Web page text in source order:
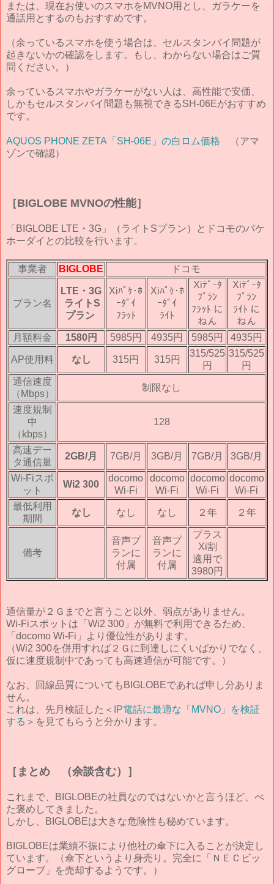
または、現在お使いのスマホをMVNO用とし、ガラケーを
通話用とするのもおすすめです。
（余っているスマホを使う場合は、セルスタンバイ問題が
起きないかの確認をします。もし、わからない場合はご質
問ください。）
余っているスマホやガラケーがない人は、高性能で安価、
しかもセルスタンバイ問題も無視できるSH-06Eがおすすめ
です。
AQUOS PHONE ZETA「SH-06E」の白ロム価格
（アマ
ゾンで確認）
［BIGLOBE MVNOの性能］
「BIGLOBE LTE・3G」（ライトSプラン）とドコモのパケ
ホーダイとの比較を行います。
事業者 BIGLOBE ドコモ
プラン名
LTE・3G
ライトS
プラン
Xiﾊﾟｹ･ﾎ
ｰﾀﾞｲ
ﾌﾗｯﾄ
Xiﾊﾟｹ･ﾎ
ｰﾀﾞｲ
ﾗｲﾄ
Xiﾃﾞｰﾀ
ﾌﾟﾗﾝ
ﾌﾗｯﾄ に
ねん
Xiﾃﾞｰﾀ
ﾌﾟﾗﾝ
ﾗｲﾄ に
ねん
月額料金
1580円 5985円 4935円 5985円 4935円
AP使用料 なし 315円 315円
315/525
円
315/525
円
通信速度
（Mbps）
制限なし
速度規制
中
（kbps）
128
高速デー
タ通信量
2GB/月 7GB/月 3GB/月 7GB/月 3GB/月
Wi-Fiスポ
ット
Wi2 300
docomo
Wi-Fi
docomo
Wi-Fi
docomo
Wi-Fi
docomo
Wi-Fi
最低利用
期間
なし なし なし ２年 ２年
備考
音声プ
ランに
付属
音声プ
ランに
付属
プラス
Xi割
適用で
3980円
通信量が２Ｇまでと言うこと以外、弱点がありません。
Wi-Fiスポットは「Wi2 300」が無料で利用できるため、
「docomo Wi-Fi」より優位性があります。
（Wi2 300を併用すれば２Ｇに到達しにくいばかりでなく、
仮に速度規制中であっても高速通信が可能です。）
なお、回線品質についてもBIGLOBEであれば申し分ありま
せん。
これは、先月検証した＜ IP電話に最適な「MVNO」を検証
する ＞を見てもらうと分かります。
［まとめ （余談含む）］
これまで、BIGLOBEの社員なのではないかと言うほど、べ
た褒めしてきました。
しかし、BIGLOBEは大きな危険性も秘めています。
BIGLOBEは業績不振により他社の傘下に入ることが決定し
ています。（傘下というより身売り。完全に「ＮＥＣビッ
グローブ」を売却するようです。）